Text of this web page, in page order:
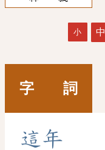
小 中
字 詞
這年